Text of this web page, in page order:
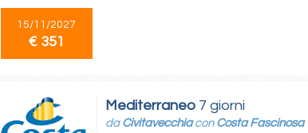
15/11/2027
€ 351
Mediterraneo 7 giorni
da Civitavecchiacon Costa Fascinosa